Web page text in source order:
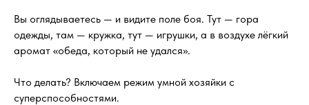
Вы оглядываетесь — и видите поле боя. Тут — гора
одежды, там — кружка, тут — игрушки, а в воздухе лёгкий
аромат «обеда, который не удался».
Что делать? Включаем режим умной хозяйки с
суперспособностями.